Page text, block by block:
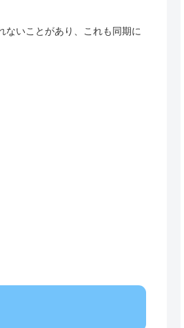
ないことがあり、これも同期に